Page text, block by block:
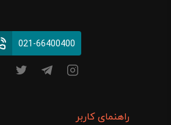
021-66400400
راهنمای کاربر